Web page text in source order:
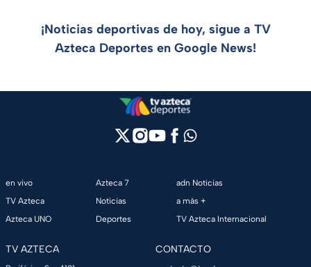
¡Noticias deportivas de hoy, sigue a TV
Azteca Deportes en Google News!
en vivo
TV Azteca
Azteca UNO
Azteca 7
Noticias
Deportes
adn Noticias
a más +
TV Azteca Internacional
TV AZTECA CONTACTO